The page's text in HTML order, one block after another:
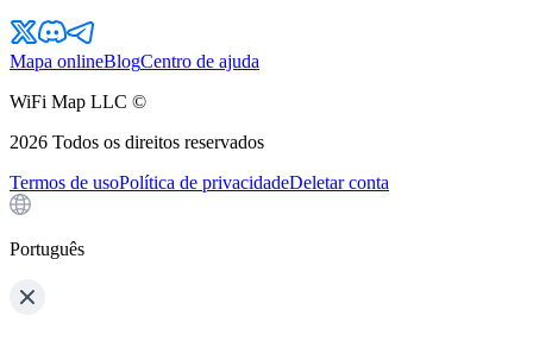
Mapa onlineBlogCentro de ajuda
WiFi Map LLC ©
2026 Todos os direitos reservados
Termos de usoPolítica de privacidadeDeletar conta
Português